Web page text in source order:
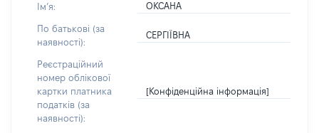
Імʼя: ОКСАНА
По батькові (за
наявності):
СЕРГІЇВНА
Реєстраційний
номер облікової
картки платника
податків (за
наявності):
[Конфіденційна інформація]